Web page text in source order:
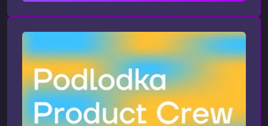
корректных метрик и расчёта юнит‑экономики
до экспериментов и работы с
пользовательскими данными в условиях
новых регуляций.Что представляет собой
сезонСодержание курса объедин